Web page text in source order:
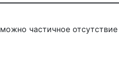
частичное